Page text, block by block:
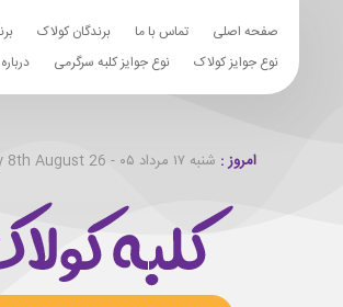
صفحه اصلی تماس با ما برندگان کولاک
نوع جوایز کولاک
نوع جوایز کلبه سرگرمی
امروز : شنبه ۱۷ مرداد ۰۵ - Saturday 8th August 26